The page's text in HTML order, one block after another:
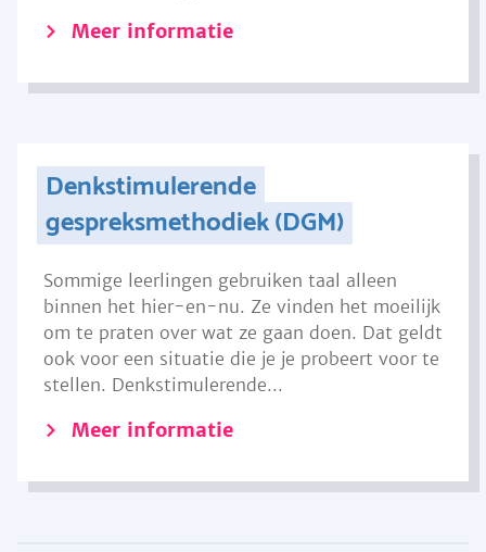
Meer informatie
Denkstimulerende
gespreksmethodiek (DGM)
Sommige leerlingen gebruiken taal alleen
binnen het hier-en-nu. Ze vinden het moeilijk
om te praten over wat ze gaan doen. Dat geldt
ook voor een situatie die je je probeert voor te
stellen. Denkstimulerende...
Meer informatie